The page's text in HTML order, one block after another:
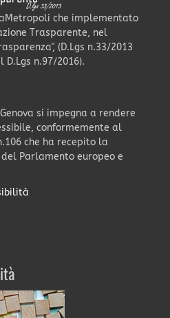
che implementato
Trasparente, nel
(D.Lgs n.33/2013
n.97/2016).
si impegna a rendere
conformemente al
che ha recepito la
Parlamento europeo e